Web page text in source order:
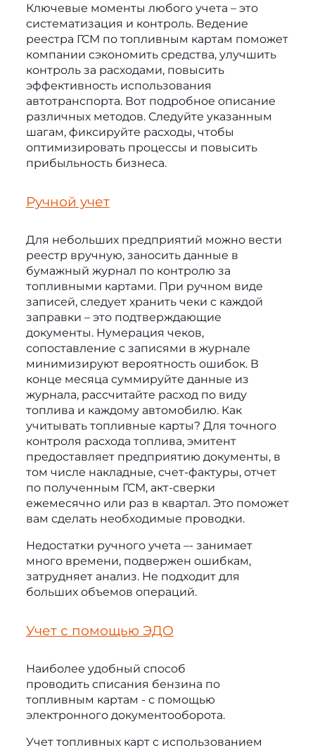
Ключевые моменты любого учета – это
систематизация и контроль. Ведение
реестра ГСМ по топливным картам поможет
компании сэкономить средства, улучшить
контроль за расходами, повысить
эффективность использования
автотранспорта. Вот подробное описание
различных методов. Следуйте указанным
шагам, фиксируйте расходы, чтобы
оптимизировать процессы и повысить
прибыльность бизнеса.
Ручной учет
Для небольших предприятий можно вести
реестр вручную, заносить данные в
бумажный журнал по контролю за
топливными картами. При ручном виде
записей, следует хранить чеки с каждой
заправки – это подтверждающие
документы. Нумерация чеков,
сопоставление с записями в журнале
минимизируют вероятность ошибок. В
конце месяца суммируйте данные из
журнала, рассчитайте расход по виду
топлива и каждому автомобилю. Как
учитывать топливные карты? Для точного
контроля расхода топлива, эмитент
предоставляет предприятию документы, в
том числе накладные, счет-фактуры, отчет
по полученным ГСМ, акт-сверки
ежемесячно или раз в квартал. Это поможет
вам сделать необходимые проводки.
Недостатки ручного учета –- занимает
много времени, подвержен ошибкам,
затрудняет анализ. Не подходит для
больших объемов операций.
Учет с помощью ЭДО
Наиболее удобный способ
проводить списания бензина по
топливным картам - с помощью
электронного документооборота.
Учет топливных карт с использованием